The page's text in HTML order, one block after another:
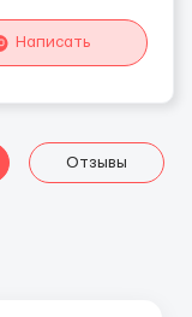
Написать
Отзывы